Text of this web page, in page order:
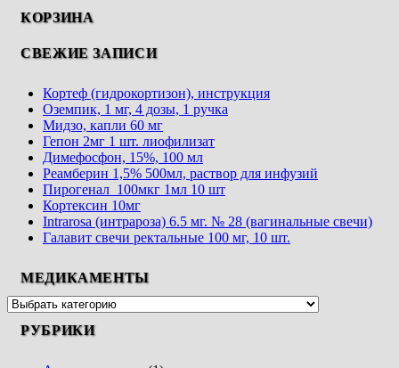
КОРЗИНА
СВЕЖИЕ ЗАПИСИ
Кортеф (гидрокортизон), инструкция
Оземпик, 1 мг, 4 дозы, 1 ручка
Мидзо, капли 60 мг
Гепон 2мг 1 шт. лиофилизат
Димефосфон, 15%, 100 мл
Реамберин 1,5% 500мл, раствор для инфузий
Пирогенал 100мкг 1мл 10 шт
Кортексин 10мг
Intrarosa (интрароза) 6.5 мг. № 28 (вагинальные свечи)
Галавит свечи ректальные 100 мг, 10 шт.
МЕДИКАМЕНТЫ
РУБРИКИ